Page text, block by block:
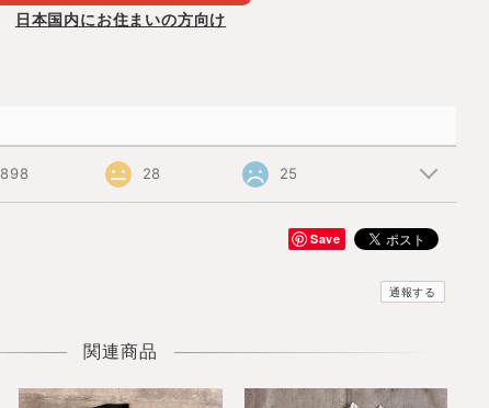
日本国内にお住まいの方向け
898 28 25
Save
通報する
関連商品